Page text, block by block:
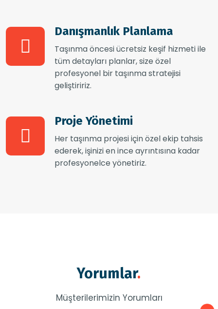
Danışmanlık Planlama
Taşınma öncesi ücretsiz keşif hizmeti ile
tüm detayları planlar, size özel
profesyonel bir taşınma stratejisi
geliştiririz.
Proje Yönetimi
Her taşınma projesi için özel ekip tahsis
ederek, işinizi en ince ayrıntısına kadar
profesyonelce yönetiriz.
Yorumlar.
Müşterilerimizin Yorumları